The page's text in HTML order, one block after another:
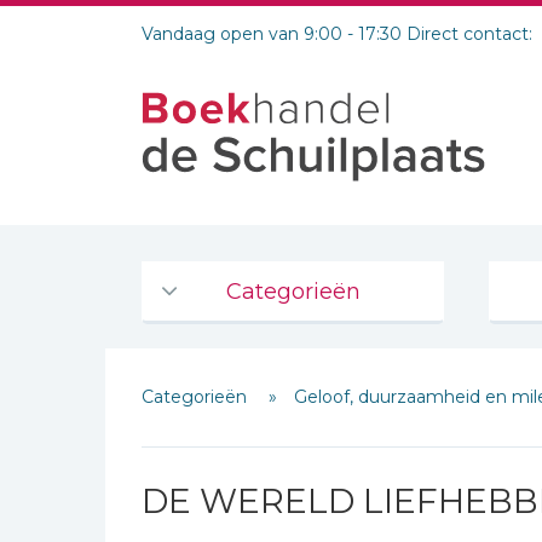
Vandaag open van 9:00 - 17:30 Direct contact:
Categorieën
De Bijbel
Bijbelse Dagboeken 2026
Bijbelstudie groepen
Categorieën Geloof, duurzaamheid en
DE WERELD